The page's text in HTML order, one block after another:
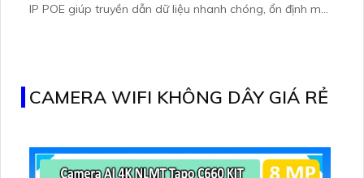
IP POE giúp truyền dẫn dữ liệu nhanh chóng, ổn định mà
CAMERA WIFI KHÔNG DÂY GIÁ RẺ